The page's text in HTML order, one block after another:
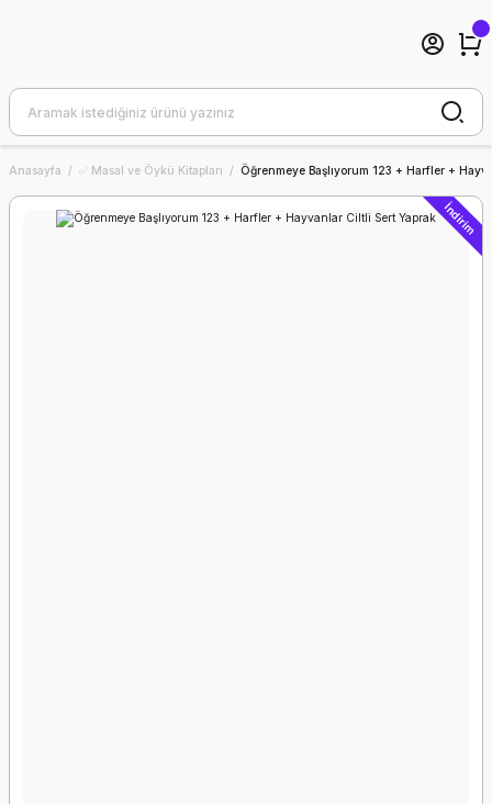
Anasayfa ✅ Masal ve Öykü Kitapları Öğrenmeye Başlıyorum 123 + Harfler +
İndirim